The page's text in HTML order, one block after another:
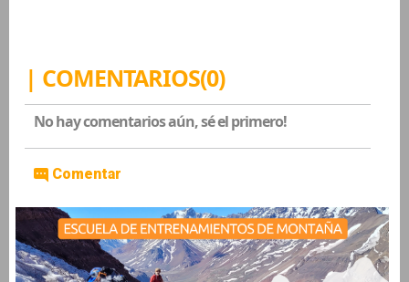
| COMENTARIOS(0)
No hay comentarios aún, sé el primero!
Comentar